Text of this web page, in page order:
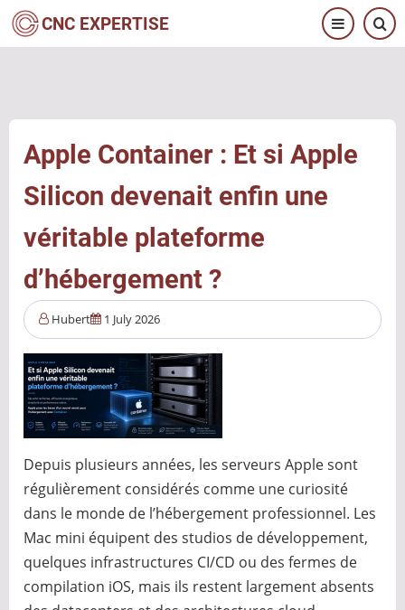
Aller
au
CNC EXPERTISE
Apple Container : Et si Apple
Silicon devenait enfin une
véritable plateforme
d’hébergement ?
Hubert 1 July 2026
Depuis plusieurs années, les serveurs Apple sont
régulièrement considérés comme une curiosité
dans le monde de l’hébergement professionnel. Les
Mac mini équipent des studios de développement,
quelques infrastructures CI/CD ou des fermes de
compilation iOS, mais ils restent largement absents